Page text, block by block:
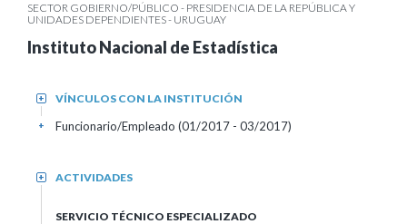
SECTOR GOBIERNO/PÚBLICO - PRESIDENCIA DE LA REPÚBLICA Y
UNIDADES DEPENDIENTES - URUGUAY
Instituto Nacional de Estadística
VÍNCULOS CON LA INSTITUCIÓN
+
Funcionario/Empleado (01/2017 - 03/2017)
+
ACTIVIDADES
+
SERVICIO TÉCNICO ESPECIALIZADO